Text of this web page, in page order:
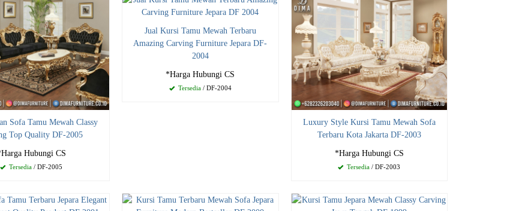
Sofa Tamu Mewah Classy
Top Quality DF-2005
Hubungi CS
Tersedia / DF-2005
Jual Kursi Tamu Mewah Terbaru
Amazing Carving Furniture Jepara DF-
2004
*Harga Hubungi CS
Tersedia/ DF-2004
Luxury Style Kursi Tamu Mewah Sofa
Terbaru Kota Jakarta DF-2003
*Harga Hubungi CS
Tersedia / DF-2003